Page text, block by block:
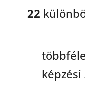
22
képzési